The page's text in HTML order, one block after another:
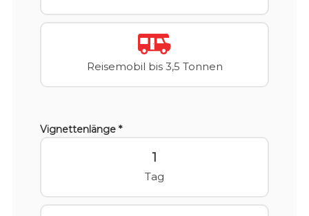
Reisemobil bis 3,5 Tonnen
Vignettenlänge *
1
Tag